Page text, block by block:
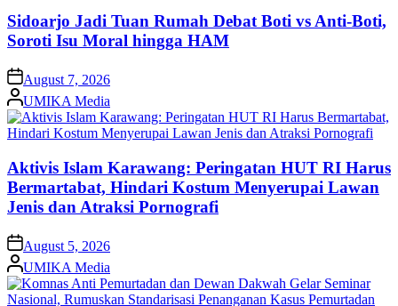
Sidoarjo Jadi Tuan Rumah Debat Boti vs Anti-Boti,
Soroti Isu Moral hingga HAM
on August 7, 2026
Posted
by
UMIKA Media
Aktivis Islam Karawang: Peringatan HUT RI Harus
Bermartabat, Hindari Kostum Menyerupai Lawan
Jenis dan Atraksi Pornografi
on August 5, 2026
Posted
by
UMIKA Media